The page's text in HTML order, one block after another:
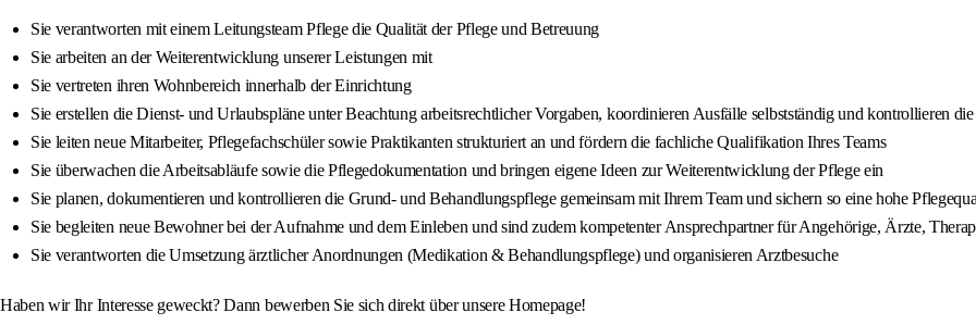
Sie verantworten mit einem Leitungsteam Pflege die Qualität der Pflege und Betreuung
Sie arbeiten an der Weiterentwicklung unserer Leistungen mit
Sie vertreten ihren Wohnbereich innerhalb der Einrichtung
Sie erstellen die Dienst- und Urlaubspläne unter Beachtung arbeitsrechtlicher Vorgaben, koordinieren Ausfälle selbstständig und kontrollieren
Sie leiten neue Mitarbeiter, Pflegefachschüler sowie Praktikanten strukturiert an und fördern die fachliche Qualifikation Ihres Teams
Sie überwachen die Arbeitsabläufe sowie die Pflegedokumentation und bringen eigene Ideen zur Weiterentwicklung der Pflege ein
Sie planen, dokumentieren und kontrollieren die Grund- und Behandlungspflege gemeinsam mit Ihrem Team und sichern so eine hohe
Sie begleiten neue Bewohner bei der Aufnahme und dem Einleben und sind zudem kompetenter Ansprechpartner für Angehörige, Ärzte,
Sie verantworten die Umsetzung ärztlicher Anordnungen (Medikation & Behandlungspflege) und organisieren Arztbesuche
Haben wir Ihr Interesse geweckt? Dann bewerben Sie sich direkt über unsere Homepage!